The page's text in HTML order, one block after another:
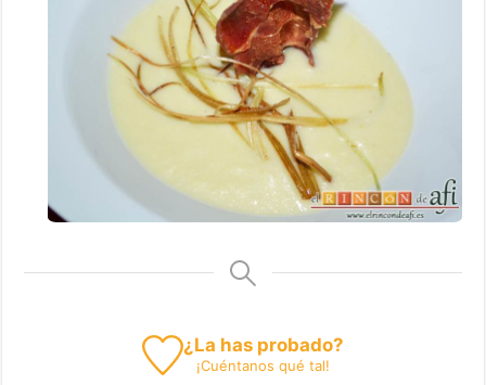
¿La has probado?
¡Cuéntanos qué tal!